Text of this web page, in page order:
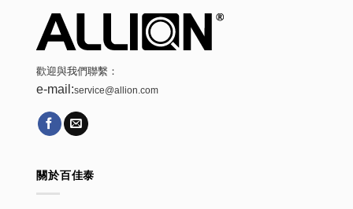
歡迎與我們聯繫：
e-mail:service@allion.com
關於百佳泰